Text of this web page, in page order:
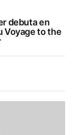
debuta en
Voyage to the